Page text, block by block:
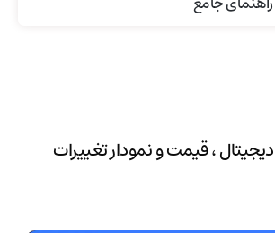
، قیمت و نمودار تغییرات